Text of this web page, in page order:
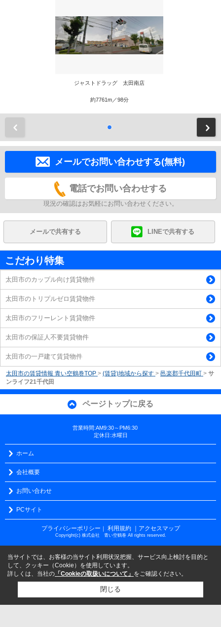
ジャストドラッグ 太田南店
約7761m／98分
メールでお問い合わせする(無料)
電話でお問い合わせする
現況の確認はお気軽にお問い合わせください。
メールで共有する LINEで共有する
こだわり特集
太田市のカップル向け賃貸物件
太田市のトリプルゼロ賃貸物件
太田市のフリーレント賃貸物件
太田市の保証人不要賃貸物件
太田市の一戸建て賃貸物件
太田市の賃貸情報 青い空鶴巻TOP > (賃貸)地域から探す > 邑楽郡千代田町 > サ
ンライフ21千代田
ページトップに戻る
営業時間:AM9:30～PM6:30
定休日:水曜日
ホーム
会社概要
お問い合わせ
PCサイト
プライバシーポリシー 利用規約 ｜アクセスマップ
Copyright(c) 株式会社 青い空鶴巻 All rights reserved.
当サイトでは、お客様の当サイト利用状況把握、サービス向上検討を目的と
して、クッキー（Cookie）を使用しています。
詳しくは、当社の 「Cookieの取扱いについて」 をご確認ください。
閉じる